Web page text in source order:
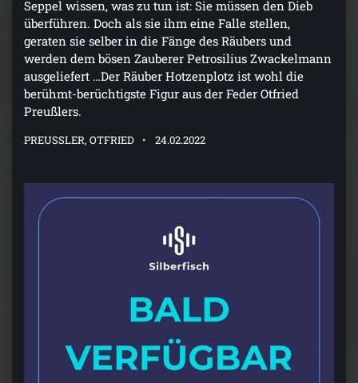
Seppel wissen, was zu tun ist: Sie müssen den Dieb
überführen. Doch als sie ihm eine Falle stellen,
geraten sie selber in die Fänge des Räubers und
werden dem bösen Zauberer Petrosilius Zwackelmann
ausgeliefert …Der Räuber Hotzenplotz ist wohl die
berühmt-berüchtigste Figur aus der Feder Otfried
Preußlers.
PREUSSLER, OTFRIED 24.02.2022